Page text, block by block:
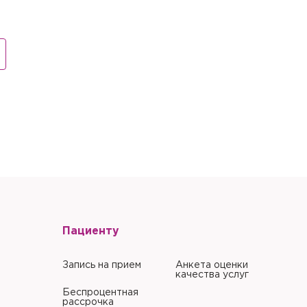
Пациенту
Запись на прием
Беспроцентная
рассрочка
Анкета оценки
качества услуг